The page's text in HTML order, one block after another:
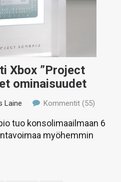
Xbox ”Project
ominaisuudet
Laine Kommentit (55)
tuo konsolimaailmaan 6
myöhemmin